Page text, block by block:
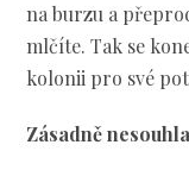
na burzu a
mlčíte. Tak se
kolonii pro své
Zásadně